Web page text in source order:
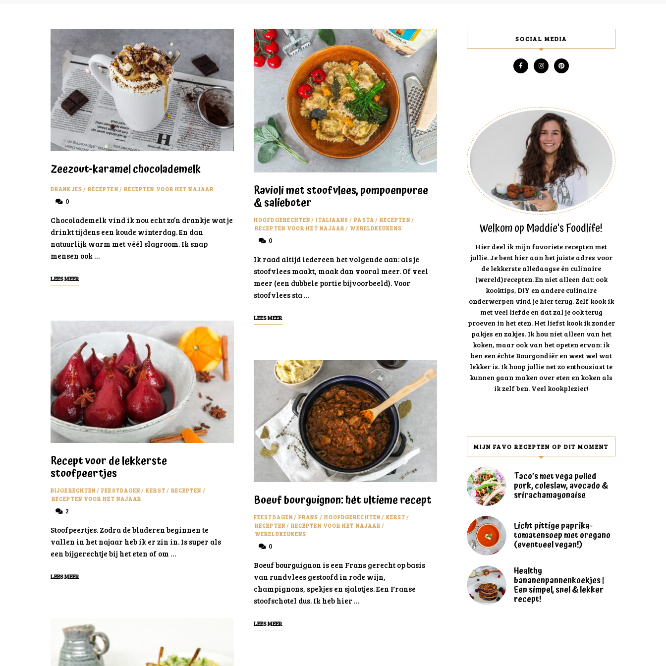
Zeezout-karamel chocolademelk
DRANKJES / RECEPTEN/ RECEPTEN VOOR HET NAJAAR
0
Chocolademelk vind ik nou echt zo’n drankje wat je
drinkt tijdens een koude winterdag. En dan
natuurlijk warm met véél slagroom. Ik snap
mensen ook …
LEES MEER
Recept voor de lekkerste
stoofpeertjes
BIJGERECHTEN/ FEESTDAGEN/ KERST / RECEPTEN /
RECEPTEN VOOR HET NAJAAR
2
Stoofpeertjes. Zodra de bladeren beginnen te
vallen in het najaar heb ik er zin in. Is super als
een bijgerechtje bij het eten of om …
LEES MEER
Ravioli met stoofvlees, pompoenpuree
& salieboter
HOOFDGERECHTEN/ ITALIAANS / PASTA / RECEPTEN/
RECEPTEN VOOR HET NAJAAR/ WERELDKEUKENS
0
Ik raad altijd iedereen het volgende aan: als je
stoofvlees maakt, maak dan vooral meer. Of veel
meer (een dubbele portie bijvoorbeeld). Voor
stoofvlees sta …
LEES MEER
Boeuf bourguignon: hét ultieme recept
FEESTDAGEN/ FRANS / HOOFDGERECHTEN/ KERST /
RECEPTEN/ RECEPTEN VOOR HET NAJAAR/
WERELDKEUKENS
0
Boeuf bourguignon is een Frans gerecht op basis
van rundvlees gestoofd in rode wijn,
champignons, spekjes en sjalotjes. Een Franse
stoofschotel dus. Ik heb hier …
LEES MEER
SOCIAL MEDIA
Welkom op Maddie's Foodlife!
Hier deel ik mijn favoriete recepten met
jullie. Je bent hier aan het juiste adres voor
de lekkerste alledaagse én culinaire
(wereld)recepten. En niet alleen dat: ook
kooktips, DIY en andere culinaire
onderwerpen vind je hier terug. Zelf kook ik
met veel liefde en dat zal je ook terug
proeven in het eten. Het liefst kook ik zonder
pakjes en zakjes. Ik hou niet alleen van het
koken, maar ook van het opeten ervan: ik
ben een échte Bourgondiër en weet wel wat
lekker is. Ik hoop jullie net zo enthousiast te
kunnen gaan maken over eten en koken als
ik zelf ben. Veel kookplezier!
MIJN FAVO RECEPTEN OP DIT MOMENT
Taco’s met vega pulled
pork, coleslaw, avocado &
srirachamayonaise
Licht pittige paprika-
tomatensoep met oregano
(eventueel vegan!)
Healthy
bananenpannenkoekjes |
Een simpel, snel & lekker
recept!